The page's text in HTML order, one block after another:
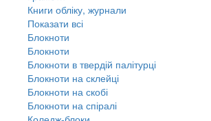
Книги обліку, журнали
Показати всі
Блокноти
Блокноти
Блокноти в твердій палітурці
Блокноти на склейці
Блокноти на скобі
Блокноти на спіралі